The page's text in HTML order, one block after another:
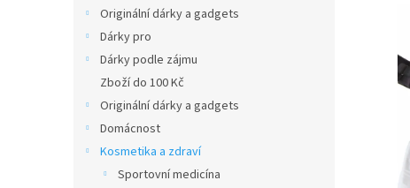
Originální dárky a gadgets
Dárky pro
Dárky podle zájmu
Zboží do 100 Kč
Originální dárky a gadgets
Domácnost
Kosmetika a zdraví
Sportovní medicína
hvězdiček.